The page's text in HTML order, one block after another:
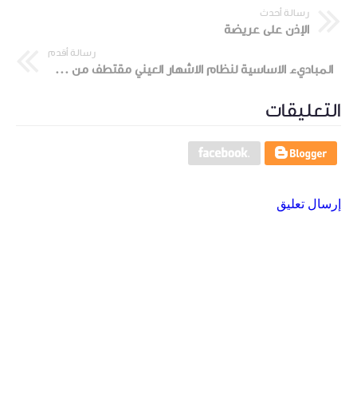
رسالة أحدث
الإذن على عريضة
رسالة أقدم
المباديء الاساسية لنظام الاشهار العيني مقتطف من كتاب القاضي رياض الجمل
التعليقات
إرسال تعليق